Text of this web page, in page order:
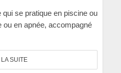
se pratique en piscine ou
ou en apnée, accompagné
SUITE